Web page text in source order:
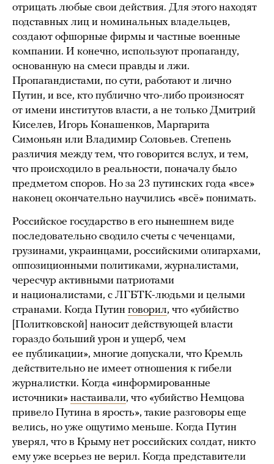
отрицать любые свои действия. Для этого находят
подставных лиц и номинальных владельцев,
создают офшорные фирмы и частные военные
компании. И конечно, используют пропаганду,
основанную на смеси правды и лжи.
Пропагандистами, по сути, работают и лично
Путин, и все, кто публично что-либо произносят
от имени институтов власти, а не только Дмитрий
Киселев, Игорь Конашенков, Маргарита
Симоньян или Владимир Соловьев. Степень
различия между тем, что говорится вслух, и тем,
что происходило в реальности, поначалу было
предметом споров. Но за 23 путинских года «все»
наконец окончательно научились «всё» понимать.
Российское государство в его нынешнем виде
последовательно сводило счеты с чеченцами,
грузинами, украинцами, российскими олигархами,
оппозиционными политиками, журналистами,
чересчур активными патриотами
и националистами, с ЛГБТК-людьми и целыми
странами. Когда Путин говорил, что «убийство
[Политковской] наносит действующей власти
гораздо больший урон и ущерб, чем
ее публикации», многие допускали, что Кремль
действительно не имеет отношения к гибели
журналистки. Когда «информированные
источники» настаивали, что «убийство Немцова
привело Путина в ярость», такие разговоры еще
велись, но уже ощутимо меньше. Когда Путин
уверял, что в Крыму нет российских солдат, никто
ему уже всерьез не верил. Когда представители